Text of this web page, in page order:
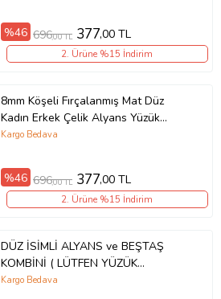
%46 696,00 TL 377,00 TL
2. Ürüne %15 İndirim
8mm Köşeli Fırçalanmış Mat Düz
Kadın Erkek Çelik Alyans Yüzük
(Beyaz) cl48
Kargo Bedava
%46 696,00 TL 377,00 TL
2. Ürüne %15 İndirim
DÜZ İSİMLİ ALYANS ve BEŞTAŞ
KOMBİNİ ( LÜTFEN YÜZÜK
ÖLÇÜNÜZÜ TABLOYA GÖRE ALIP
Kargo Bedava